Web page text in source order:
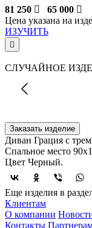
81 250
65 000
Цена указана на
ИЗУЧИТЬ
СЛУЧАЙНОЕ
Заказать изделие
Диван Грация с
Спальное место
Цвет Черный.
Еще изделия в
Клиентам
О компании
Контакты